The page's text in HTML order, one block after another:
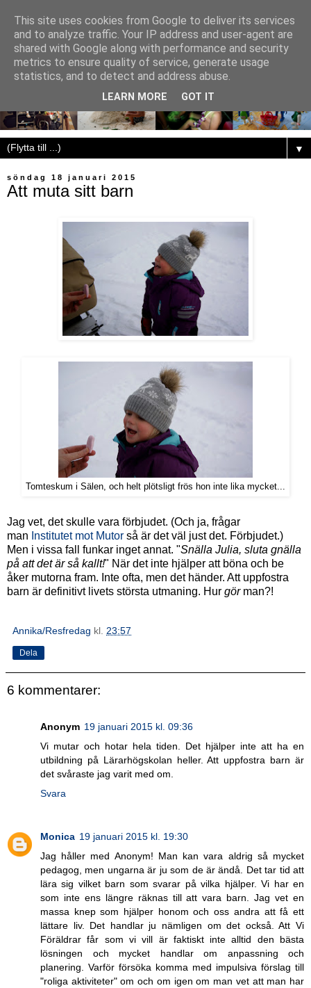
▼
söndag 18 januari 2015
Att muta sitt barn
Tomteskum i Sälen, och helt plötsligt frös hon inte lika mycket...
Jag vet, det skulle vara förbjudet. (Och ja, frågar
man Institutet mot Mutor så är det väl just det. Förbjudet.)
Men i vissa fall funkar inget annat. "Snälla Julia, sluta gnälla
på att det är så kallt!" När det inte hjälper att böna och be
åker mutorna fram. Inte ofta, men det händer. Att uppfostra
barn är definitivt livets största utmaning. Hur görman?!
Annika/Resfredag kl. 23:57
Dela
6 kommentarer:
Anonym 19 januari 2015 kl. 09:36
Vi mutar och hotar hela tiden. Det hjälper inte att ha en
utbildning på Lärarhögskolan heller. Att uppfostra barn är
det svåraste jag varit med om.
Svara
Monica 19 januari 2015 kl. 19:30
Jag håller med Anonym! Man kan vara aldrig så mycket
pedagog, men ungarna är ju som de är ändå. Det tar tid att
lära sig vilket barn som svarar på vilka hjälper. Vi har en
som inte ens längre räknas till att vara barn. Jag vet en
massa knep som hjälper honom och oss andra att få ett
lättare liv. Det handlar ju nämligen om det också. Att Vi
Föräldrar får som vi vill är faktiskt inte alltid den bästa
lösningen och mycket handlar om anpassning och
planering. Varför försöka komma med impulsiva förslag till
"roliga aktiviteter" om och om igen om man vet att man har
This site uses cookies from Google to deliver its services
and to analyze traffic. Your IP address and user-agent are
shared with Google along with performance and security
metrics to ensure quality of service, generate usage
statistics, and to detect and address abuse.
LEARN MORE GOT IT